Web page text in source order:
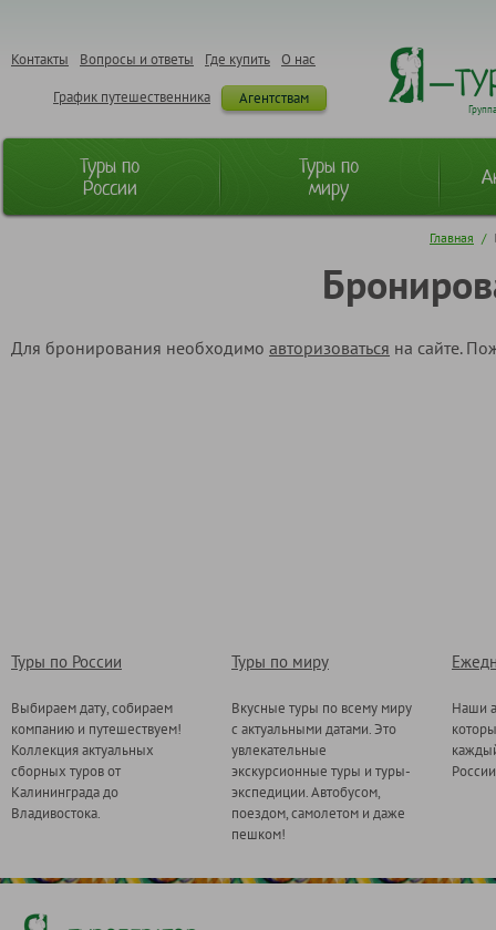
О нас
Где купить
Вопросы и ответы
Контакты
Агентствам
График путешественника
Туры по
России
Туры по
миру
Главная /
Для бронирования необходимо авторизоваться на сайте.
Туры по России
Выбираем дату, собираем
компанию и путешествуем!
Коллекция актуальных
сборных туров от
Калининграда до
Владивостока.
Туры по миру
Вкусные туры по всему миру
с актуальными датами. Это
увлекательные
экскурсионные туры и туры-
экспедиции. Автобусом,
поездом, самолетом и даже
пешком!
Наши